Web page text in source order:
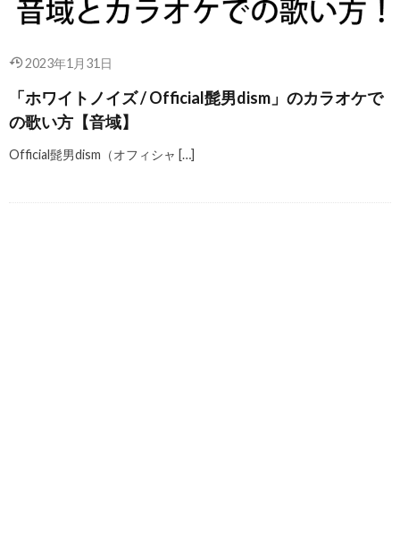
2023年1月31日
「ホワイトノイズ / Official髭男dism」のカラオケで
の歌い方【音域】
Official髭男dism（オフィシャ […]